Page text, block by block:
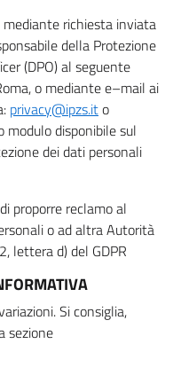
richiesta inviata
della Protezione
(DPO) al seguente
o mediante e–mail ai
privacy@ipzs.ito
modulo disponibile sul
dei dati personali
proporre reclamo al
o ad altra Autorità
lettera d) del GDPR
Si consiglia,
sezione